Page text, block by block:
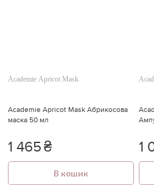
Academie Apricot Mask
Academie Apricot Mask Абрикосова
маска 50 мл
1 465₴
В кошик
1